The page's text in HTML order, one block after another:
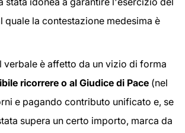
quale la contestazione medesima è
verbale è affetto da un vizio di forma
ricorrere o al Giudice di Pace (nel
e pagando contributo unificato e, se
supera un certo importo, marca da